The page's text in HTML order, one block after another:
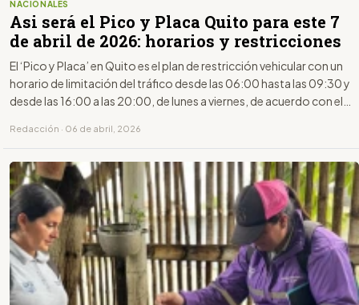
NACIONALES
Asi será el Pico y Placa Quito para este 7
de abril de 2026: horarios y restricciones
El ‘Pico y Placa’ en Quito es el plan de restricción vehicular con un
horario de limitación del tráfico desde las 06:00 hasta las 09:30 y
desde las 16:00 a las 20:00, de lunes a viernes, de acuerdo con el
Redacción · 06 de abril, 2026